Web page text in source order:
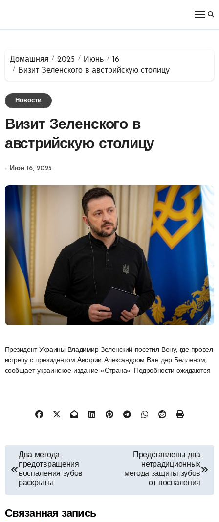
Домашняя 2025 Июнь
16
Визит Зеленского в австрийскую столицу
Новости
Визит Зеленского в
австрийскую столицу
Июн 16, 2025
встречу с президентом Австрии Александром Ван дер Белленом,
сообщает украинское издание «Страна». Подробности ожидаются.
Навигация
по
записям
Два метода
предотвращения
воспаления зубов
раскрыты
Представлены два
нетрадиционных
метода защиты зубов
от воспаления
Связанная запись